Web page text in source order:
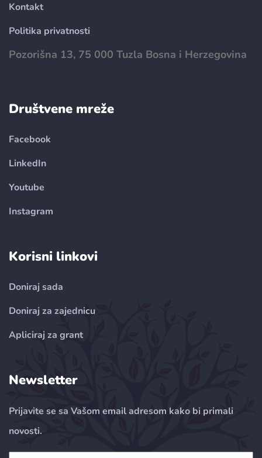
Kontakt
Politika privatnosti
Pozorišna 13, 75 000 Tuzla Bosna i Herzegovina
Društvene mreže
Facebook
LinkedIn
Youtube
Instagram
Korisni linkovi
Doniraj sada
Doniraj za zajednicu
Apliciraj za grant
Newsletter
Prijavite se sa Vašom email adresom kako bi primali
novosti.